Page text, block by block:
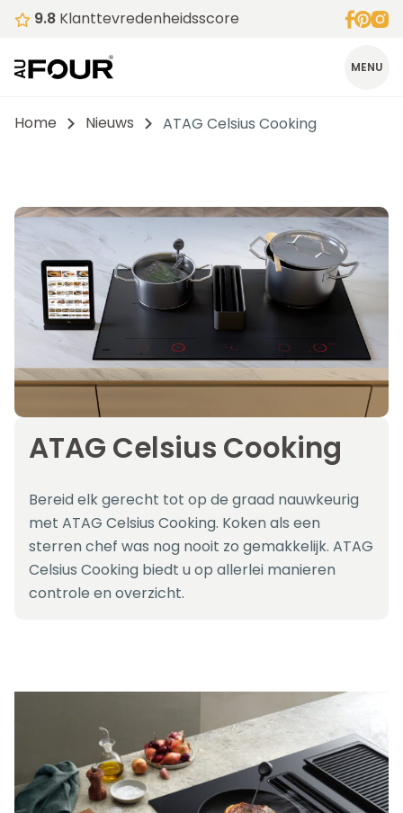
9.8 Klanttevredenheidsscore
MENU
Home Nieuws ATAG Celsius Cooking
ATAG Celsius Cooking
Bereid elk gerecht tot op de graad nauwkeurig
met ATAG Celsius Cooking. Koken als een
sterren chef was nog nooit zo gemakkelijk. ATAG
Celsius Cooking biedt u op allerlei manieren
controle en overzicht.